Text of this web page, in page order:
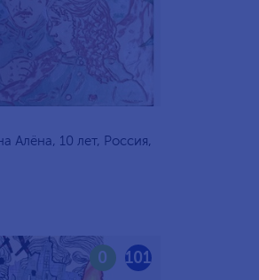
Алёна, 10 лет, Россия,
101
0